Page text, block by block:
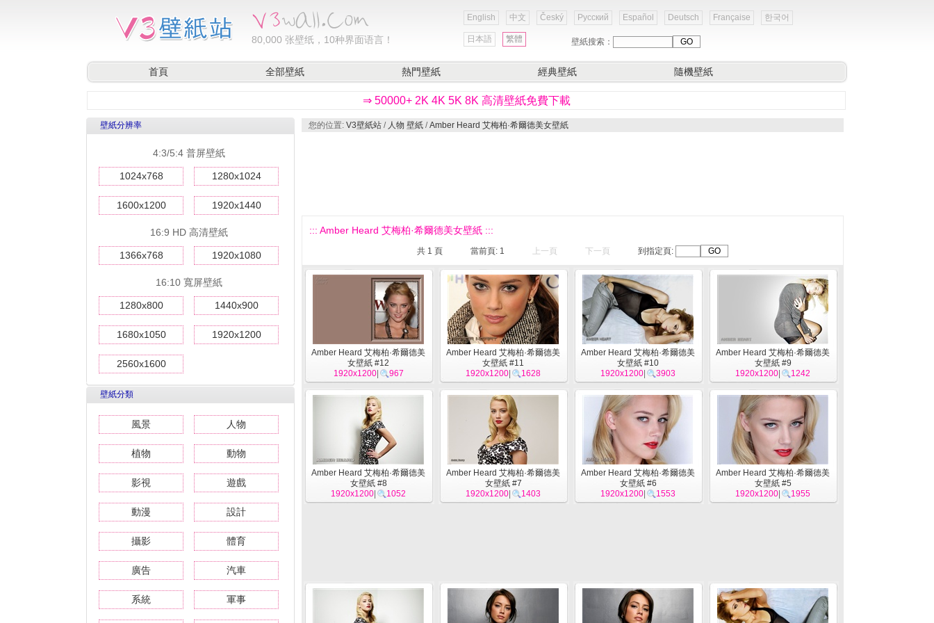
80,000 张壁纸，10种界面语言！
English 中文 Český Русский Español Deutsch Française 한국어
日本語 繁體 壁紙搜索：
首頁 全部壁紙 熱門壁紙 經典壁紙 隨機壁紙
⇒ 50000+ 2K 4K 5K 8K 高清壁紙免費下載
壁紙分辨率
4:3/5:4 普屏壁紙
1024x768 1280x1024
1600x1200 1920x1440
16:9 HD 高清壁紙
1366x768 1920x1080
16:10 寬屏壁紙
1280x800 1440x900
1680x1050 1920x1200
2560x1600
壁紙分類
風景 人物
植物 動物
影視 遊戲
動漫 設計
攝影 體育
廣告 汽車
系統 軍事
您的位置: V3壁紙站 / 人物 壁紙 /Amber Heard 艾梅柏·希爾德美女壁紙
::: Amber Heard 艾梅柏·希爾德美女壁紙 :::
共 1 頁 當前頁: 1 上一頁 下一頁 到指定頁:
Amber Heard 艾梅柏·希爾德美
女壁紙 #12
1920x1200| 967
Amber Heard 艾梅柏·希爾德美
女壁紙 #11
1920x1200
1628
Amber Heard 艾梅柏·希爾德美
女壁紙 #10
1920x1200
3903
Amber Heard 艾梅柏·希爾德美
女壁紙 #9
1920x1200
1242
Amber Heard 艾梅柏·希爾德美
女壁紙 #8
1920x1200
1052
Amber Heard 艾梅柏·希爾德美
女壁紙 #7
1920x1200
1403
Amber Heard 艾梅柏·希爾德美
女壁紙 #6
1920x1200
1553
Amber Heard 艾梅柏·希爾德美
女壁紙 #5
1920x1200
1955